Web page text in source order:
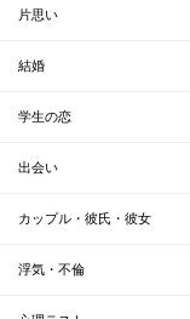
片思い
結婚
学生の恋
出会い
カップル・彼氏・彼女
浮気・不倫